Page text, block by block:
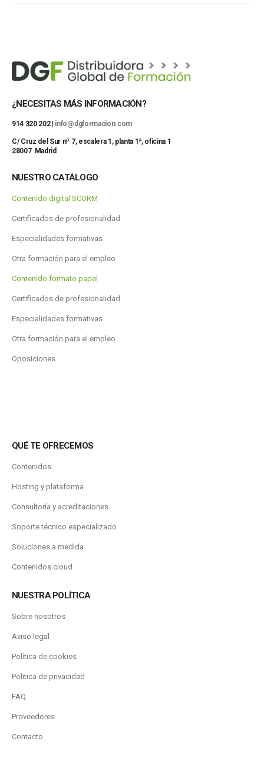
Mostrar 37 más
¿NECESITAS MÁS INFORMACIÓN?
914 320 202 | info@dgformacion.com
C/ Cruz del Sur nº 7, escalera 1, planta 1ª, oficina 1
28007 Madrid
NUESTRO CATÁLOGO
Contenido digital SCORM
Certificados de profesionalidad
Especialidades formativas
Otra formación para el empleo
Contenido formato papel
Certificados de profesionalidad
Especialidades formativas
Otra formación para el empleo
Oposiciones
QUÉ TE OFRECEMOS
Contenidos
Hosting y plataforma
Consultoría y acreditaciones
Soporte técnico especializado
Soluciones a medida
Contenidos.cloud
NUESTRA POLÍTICA
Sobre nosotros
Aviso legal
Política de cookies
Politica de privacidad
FAQ
Proveedores
Contacto